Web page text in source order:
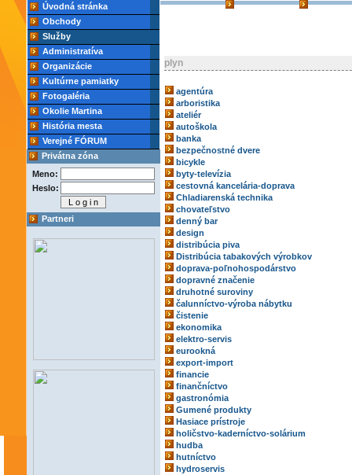
Úvodná stránka
Obchody
Služby
Administratíva
Organizácie
Kultúrne pamiatky
Fotogaléria
Okolie Martina
História mesta
Verejné FÓRUM
Privátna zóna
Meno:
Heslo:
Partneri
plyn
agentúra
arboristika
ateliér
autoškola
banka
bezpečnostné dvere
bicykle
byty-televízia
cestovná kancelária-doprava
Chladiarenská technika
chovateľstvo
denný bar
design
distribúcia piva
Distribúcia tabakových výrobkov
doprava-poľnohospodárstvo
dopravné značenie
druhotné suroviny
čalunníctvo-výroba nábytku
čistenie
ekonomika
elektro-servis
eurookná
export-import
financie
finančníctvo
gastronómia
Gumené produkty
Hasiace prístroje
holičstvo-kaderníctvo-solárium
hudba
hutníctvo
hydroservis